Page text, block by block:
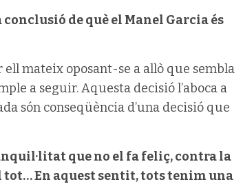
de què el Manel Garcia és
ell mateix oposant-se a allò que sembla
a seguir. Aquesta decisió l’aboca a
són conseqüència d’una decisió que
que no el fa feliç, contra la
tot… En aquest sentit, tots tenim una